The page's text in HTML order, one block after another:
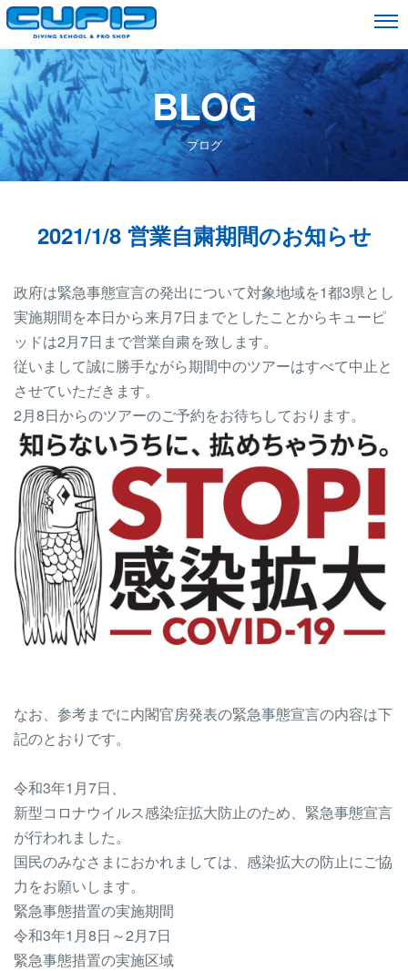
BLOG
ブログ
2021/1/8 営業自粛期間のお知らせ
政府は緊急事態宣言の発出について対象地域を1都3県とし
実施期間を本日から来月7日までとしたことからキューピ
ッドは2月7日まで営業自粛を致します。
従いまして誠に勝手ながら期間中のツアーはすべて中止と
させていただきます。
2月8日からのツアーのご予約をお待ちしております。
なお、参考までに内閣官房発表の緊急事態宣言の内容は下
記のとおりです。
令和3年1月7日、
新型コロナウイルス感染症拡大防止のため、緊急事態宣言
が行われました。
国民のみなさまにおかれましては、感染拡大の防止にご協
力をお願いします。
緊急事態措置の実施期間
令和3年1月8日～2月7日
緊急事態措置の実施区域